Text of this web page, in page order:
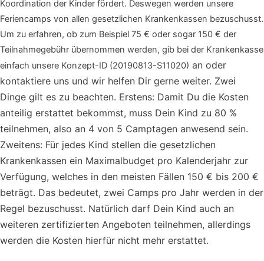
Koordination der Kinder fördert. Deswegen werden unsere
Feriencamps von allen gesetzlichen Krankenkassen bezuschusst.
Um zu erfahren, ob zum Beispiel 75 € oder sogar 150 € der
Teilnahmegebühr übernommen werden, gib bei der Krankenkasse
einfach unsere Konzept-ID (20190813-S11020) an oder
kontaktiere uns und wir helfen Dir gerne weiter. Zwei
Dinge gilt es zu beachten. Erstens: Damit Du die Kosten
anteilig erstattet bekommst, muss Dein Kind zu 80 %
teilnehmen, also an 4 von 5 Camptagen anwesend sein.
Zweitens: Für jedes Kind stellen die gesetzlichen
Krankenkassen ein Maximalbudget pro Kalenderjahr zur
Verfügung, welches in den meisten Fällen 150 € bis 200 €
beträgt. Das bedeutet, zwei Camps pro Jahr werden in der
Regel bezuschusst. Natürlich darf Dein Kind auch an
weiteren zertifizierten Angeboten teilnehmen, allerdings
werden die Kosten hierfür nicht mehr erstattet.